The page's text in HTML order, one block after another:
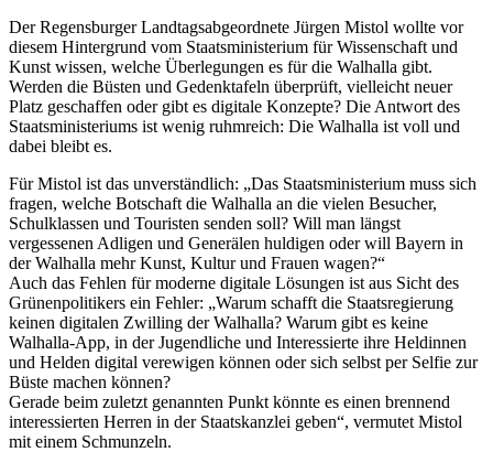
Der Regensburger Landtagsabgeordnete Jürgen Mistol wollte vor
diesem Hintergrund vom Staatsministerium für Wissenschaft und
Kunst wissen, welche Überlegungen es für die Walhalla gibt.
Werden die Büsten und Gedenktafeln überprüft, vielleicht neuer
Platz geschaffen oder gibt es digitale Konzepte? Die Antwort des
Staatsministeriums ist wenig ruhmreich: Die Walhalla ist voll und
dabei bleibt es.
Für Mistol ist das unverständlich: „Das Staatsministerium muss sich
fragen, welche Botschaft die Walhalla an die vielen Besucher,
Schulklassen und Touristen senden soll? Will man längst
vergessenen Adligen und Generälen huldigen oder will Bayern in
der Walhalla mehr Kunst, Kultur und Frauen wagen?“
Auch das Fehlen für moderne digitale Lösungen ist aus Sicht des
Grünenpolitikers ein Fehler: „Warum schafft die Staatsregierung
keinen digitalen Zwilling der Walhalla? Warum gibt es keine
Walhalla-App, in der Jugendliche und Interessierte ihre Heldinnen
und Helden digital verewigen können oder sich selbst per Selfie zur
Büste machen können?
Gerade beim zuletzt genannten Punkt könnte es einen brennend
interessierten Herren in der Staatskanzlei geben“, vermutet Mistol
mit einem Schmunzeln.